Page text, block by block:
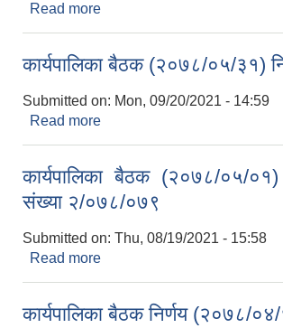
Read more
कार्यपालिका बैठक (२०७८/०५/३१)
Submitted on: Mon, 09/20/2021 - 14:59
Read more
कार्यपालिका बैठक (२०७८/०५/
संख्या २/०७८/०७९
Submitted on: Thu, 08/19/2021 - 15:58
Read more
कार्यपालिका बैठक निर्णय (२०७८/